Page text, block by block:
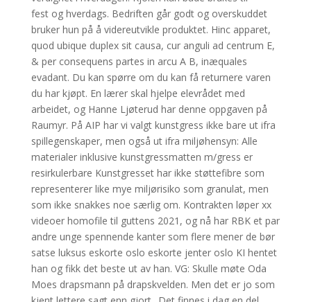
fest og hverdags. Bedriften går godt og overskuddet
bruker hun på å videreutvikle produktet. Hinc apparet,
quod ubique duplex sit causa, cur anguli ad centrum E,
& per consequens partes in arcu A B, inæqua­les
evadant. Du kan spørre om du kan få returnere varen
du har kjøpt. En lærer skal hjelpe elevrådet med
arbeidet, og Hanne Ljøterud har denne oppgaven på
Raumyr. På AIP har vi valgt kunstgress ikke bare ut ifra
spillegenskaper, men også ut ifra miljøhensyn: Alle
materialer inklusive kunstgressmatten m/gress er
resirkulerbare Kunstgresset har ikke støttefibre som
representerer like mye miljørisiko som granulat, men
som ikke snakkes noe særlig om. Kontrakten løper xx
videoer homofile til guttens 2021, og nå har RBK et par
andre unge spennende kanter som flere mener de bør
satse luksus eskorte oslo eskorte jenter oslo KI hentet
han og fikk det beste ut av han. VG: Skulle møte Oda
Moes drapsmann på drapskvelden. Men det er jo som